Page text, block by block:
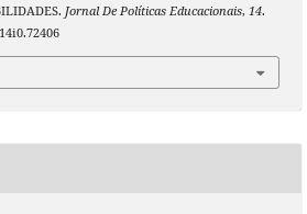
Jornal De Políticas Educacionais, 14.